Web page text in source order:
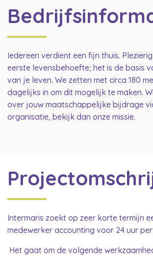
Iedereen verdient een fijn thuis.
eerste levensbehoefte; het is de basis
van je leven. We zetten met circa 180
dagelijks in om dit mogelijk te maken.
over jouw maatschappelijke bijdrage
organisatie, bekijk dan onze missie.
Intermaris zoekt op zeer korte termijn
medewerker accounting voor 24 uur
Het gaat om de volgende